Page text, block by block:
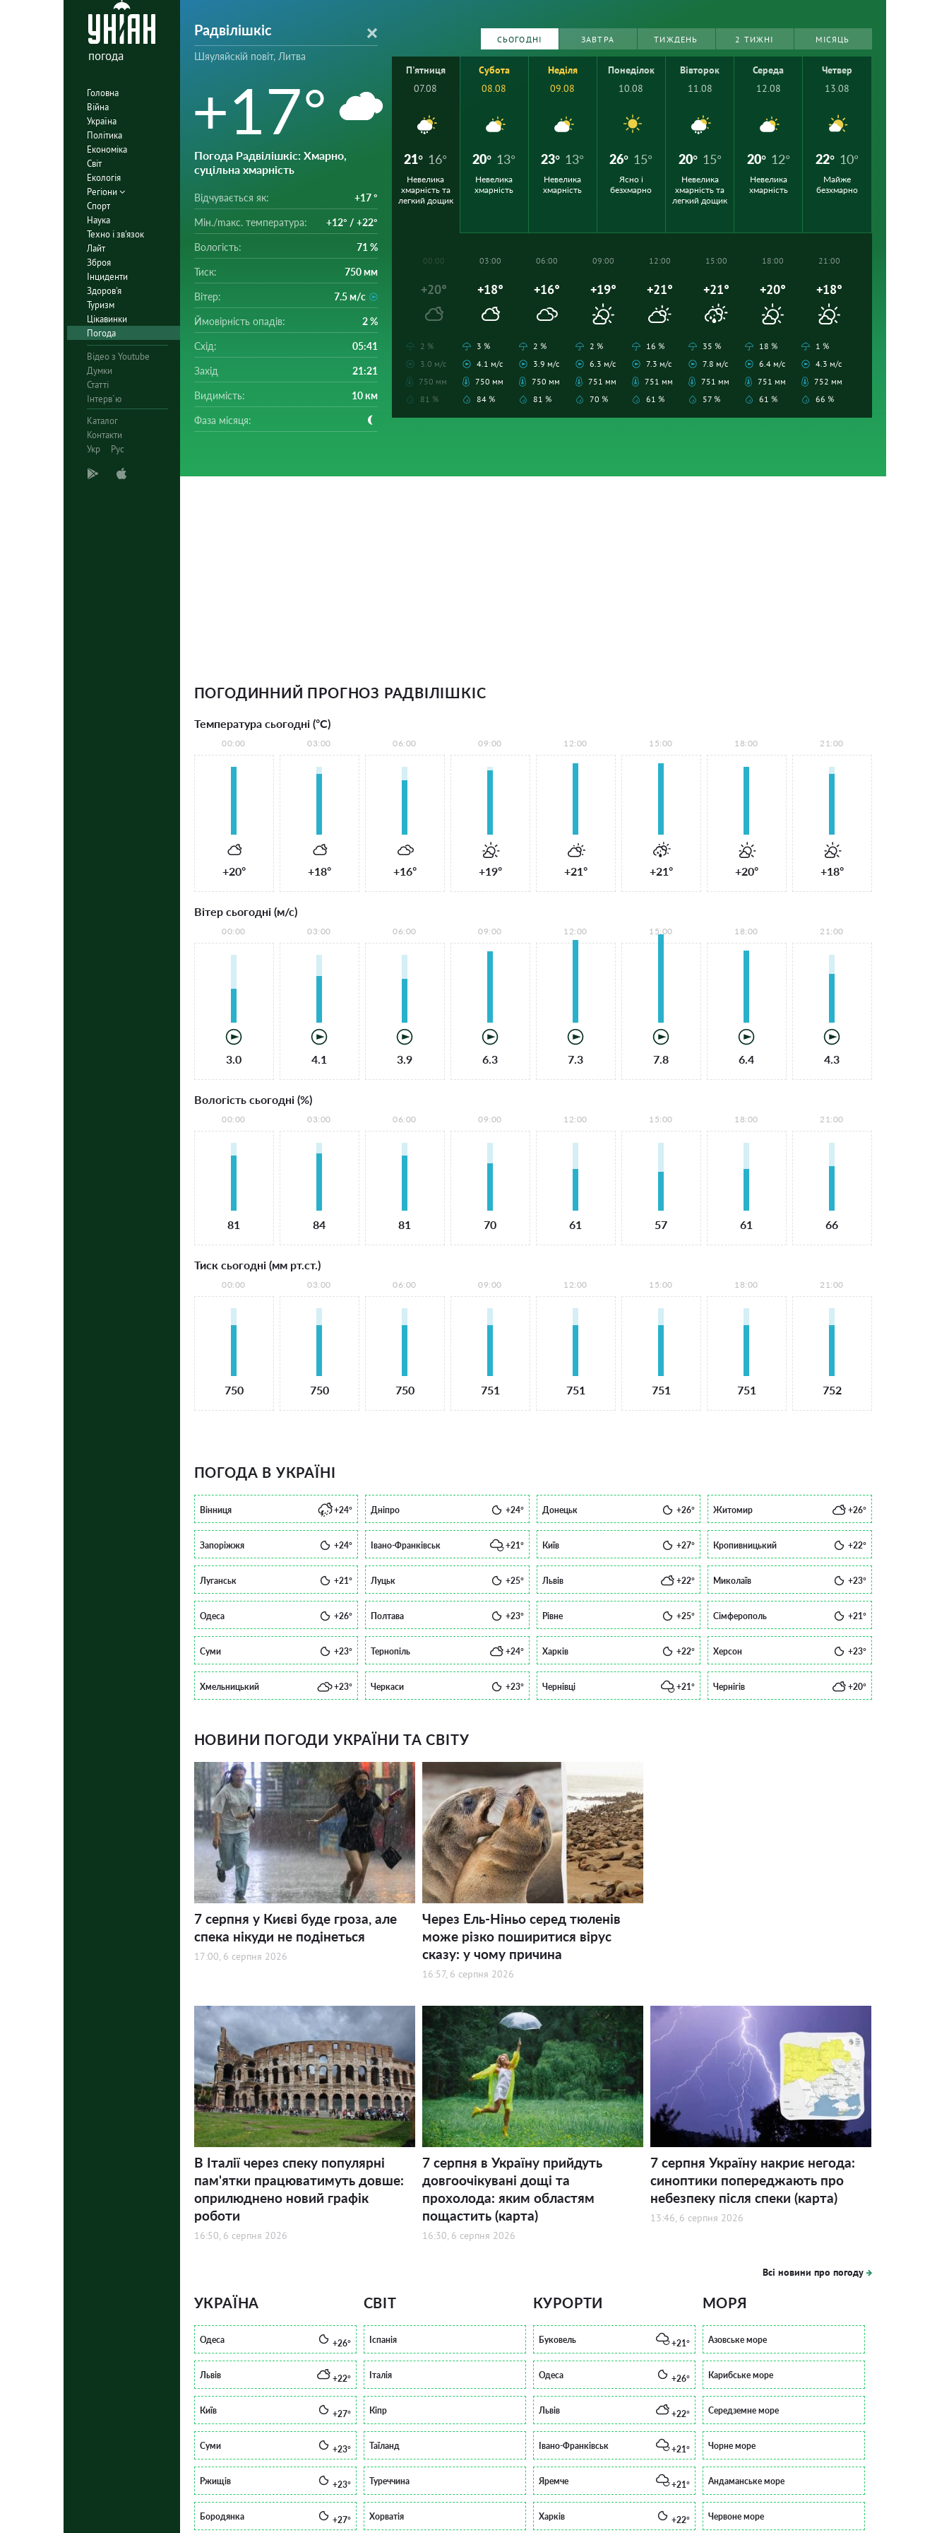
погода
Головна
Війна
Україна
Політика
Економіка
Світ
Екологія
Регіони
Спорт
Наука
Техно і зв'язок
Лайт
Зброя
Інциденти
Здоров'я
Туризм
Цікавинки
Погода
Відео з Youtube
Думки
Статті
Інтерв`ю
Каталог
Контакти
Укр
Рус
Радвілішкіс
Шяуляйскій повіт, Литва
+17°
Погода Радвілішкіс: Хмарно,
суцільна хмарність
Відчувається як: +17 °
Мін./mакс. температура: +12° / +22°
Вологість: 71 %
Тиск: 750 мм
Вітер: 7.5 м/с
Ймовірність опадів: 2 %
Схід: 05:41
Захід 21:21
Видимість: 10 км
Фаза місяця:
СЬОГОДНІ ЗАВТРА ТИЖДЕНЬ 2 ТИЖНІ МІСЯЦЬ
П'ятниця
07.08
21° 16°
Невелика
хмарність та
легкий дощик
Субота
08.08
20° 13°
Невелика
хмарність
Неділя
09.08
23° 13°
Невелика
хмарність
Понеділок
10.08
26° 15°
Ясно і
безхмарно
Вівторок
11.08
20° 15°
Невелика
хмарність та
легкий дощик
Середа
12.08
20° 12°
Невелика
хмарність
Четвер
13.08
22° 10°
Майже
безхмарно
00:00
+20°
2 %
3.0 м/с
750 мм
81 %
03:00
+18°
3 %
4.1 м/с
750 мм
84 %
06:00
+16°
2 %
3.9 м/с
750 мм
81 %
09:00
+19°
2 %
6.3 м/с
751 мм
70 %
12:00
+21°
16 %
7.3 м/с
751 мм
61 %
15:00
+21°
35 %
7.8 м/с
751 мм
57 %
18:00
+20°
18 %
6.4 м/с
751 мм
61 %
21:00
+18°
1 %
4.3 м/с
752 мм
66 %
ПОГОДИННИЙ ПРОГНОЗ РАДВІЛІШКІС
Температура сьогодні (°С)
00:00
+20°
03:00
+18°
06:00
+16°
09:00
+19°
12:00
+21°
15:00
+21°
18:00
+20°
21:00
+18°
Вітер сьогодні (м/с)
00:00
3.0
03:00
4.1
06:00
3.9
09:00
6.3
12:00
7.3
15:00
7.8
18:00
6.4
21:00
4.3
Вологість сьогодні (%)
00:00
81
03:00
84
06:00
81
09:00
70
12:00
61
15:00
57
18:00
61
21:00
66
Тиск сьогодні (мм рт.ст.)
00:00
750
03:00
750
06:00
750
09:00
751
12:00
751
15:00
751
18:00
751
21:00
752
ПОГОДА В УКРАЇНІ
Вінниця +24° Дніпро +24° Донецьк +26° Житомир +26°
Запоріжжя +24° Івано-Франківськ +21° Київ +27° Кропивницький +22°
Луганськ +21° Луцьк +25° Львів +22° Миколаїв +23°
Одеса +26° Полтава +23° Рівне +25° Сімферополь +21°
Суми +23° Тернопіль +24° Харків +22° Херсон +23°
Хмельницький +23° Черкаси +23° Чернівці +21° Чернігів +20°
НОВИНИ ПОГОДИ УКРАЇНИ ТА СВІТУ
7 серпня у Києві буде гроза, але
спека нікуди не подінеться
17:00, 6 серпня 2026
Через Ель-Ніньо серед тюленів
може різко поширитися вірус
сказу: у чому причина
16:57, 6 серпня 2026
В Італії через спеку популярні
пам'ятки працюватимуть довше:
оприлюднено новий графік
роботи
16:50, 6 серпня 2026
7 серпня в Україну прийдуть
довгоочікувані дощі та
прохолода: яким областям
пощастить (карта)
16:30, 6 серпня 2026
7 серпня Україну накриє негода:
синоптики попереджають про
небезпеку після спеки (карта)
13:46, 6 серпня 2026
Всі новини про погоду
УКРАЇНА
Одеса +26°
Львів +22°
Київ +27°
Суми +23°
Ржищів +23°
Бородянка +27°
СВІТ
Іспанія
Італія
Кіпр
Таїланд
Туреччина
Хорватія
КУРОРТИ
Буковель +21°
Одеса +26°
Львів +22°
Івано-Франківськ +21°
Яремче +21°
Харків +22°
МОРЯ
Азовське море
Карибське море
Середземне море
Чорне море
Андаманське море
Червоне море